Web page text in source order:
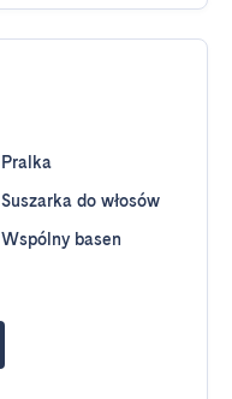
Pralka
Suszarka do włosów
Wspólny basen